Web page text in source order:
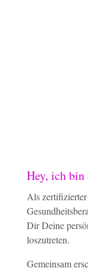
Hey, ich bin
Als
Dir Deine
loszutreten.
Gemeinsam